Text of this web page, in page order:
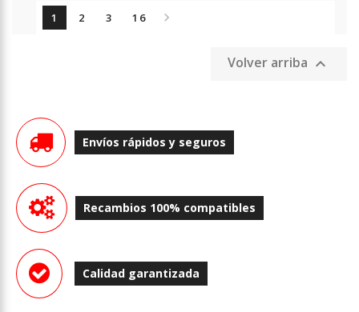
1 2 3 16 
Volver arriba 
Envíos rápidos y seguros
Recambios 100% compatibles
Calidad garantizada